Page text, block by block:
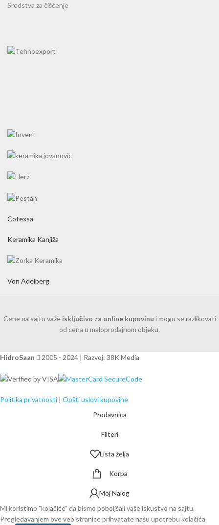
Sredstva za čišćenje
Cotexsa
Keramika Kanjiža
Von Adelberg
Cene na sajtu važe isključivo za online kupovinu i mogu se razlikovati
od cena u maloprodajnom objeku.
HidroSaan 2005 - 2024 | Razvoj: 38K Media
Politika privatnosti | Opšti uslovi kupovine
Prodavnica
Filteri
Lista želja
Korpa
Moj Nalog
Mi koristimo "kolačiće" da bismo poboljšali vaše iskustvo na sajtu.
Pregledavanjem ove veb stranice prihvatate našu upotrebu kolačića.